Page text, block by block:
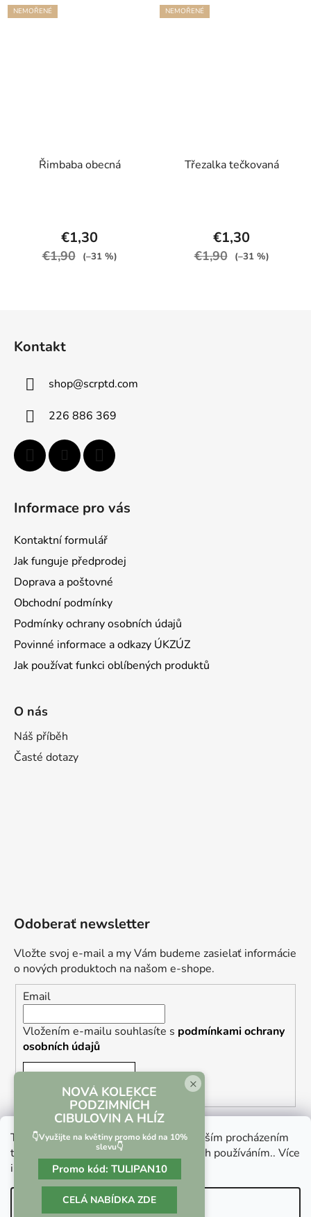
Tento web používá soubory cookie. Dalším procházením
tohoto webu vyjadřujete souhlas s jejich používáním.. Více
informacízde.
Nastavenie
NEMOŘENÉ
Řimbaba obecná
€1,30
€1,90 (–31 %)
NEMOŘENÉ
Třezalka tečkovaná
€1,30
€1,90 (–31 %)
Kontakt
shop@scrptd.com
226 886 369
Informace pro vás
Kontaktní formulář
Jak funguje předprodej
Doprava a poštovné
Obchodní podmínky
Podmínky ochrany osobních údajů
Povinné informace a odkazy ÚKZÚZ
Jak používat funkci oblíbených produktů
O nás
Náš příběh
Časté dotazy
Odoberať newsletter
Vložte svoj e-mail a my Vám budeme zasielať informácie
o nových produktoch na našom e-shope.
Email
Vložením e-mailu souhlasíte s podmínkami ochrany
osobních údajů
Vrácení zboží a reklamace Kontaktní formulář
×
NOVÁ KOLEKCE
PODZIMNÍCH
CIBULOVIN A HLÍZ
👇Využijte na květiny promo kód na 10%
slevu👇
Promo kód: TULIPAN10
CELÁ NABÍDKA ZDE